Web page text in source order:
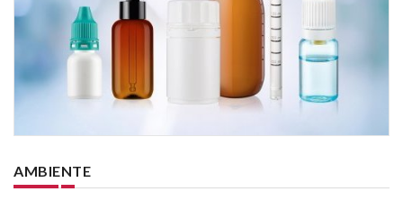
AMBIENTE